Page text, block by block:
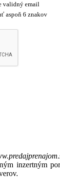
validný email
aspoň 6 znakov
inzertným